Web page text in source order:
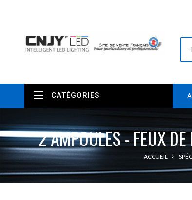
CATÉGORIES
2 AMPOULES - FEUX
ACCUEIL